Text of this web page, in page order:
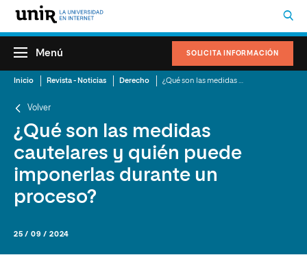
SOLICITA INFORMACIÓN
Menú
Inicio Revista - Noticias Derecho
Volver
¿Qué son las medidas
cautelares y quién puede
imponerlas durante un
proceso?
25 / 09 / 2024